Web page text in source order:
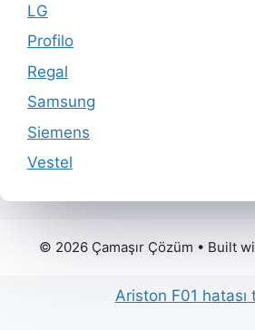
LG
Profilo
Regal
Samsung
Siemens
Vestel
© 2026 Çamaşır Çözüm • Built
Ariston F01 hatası